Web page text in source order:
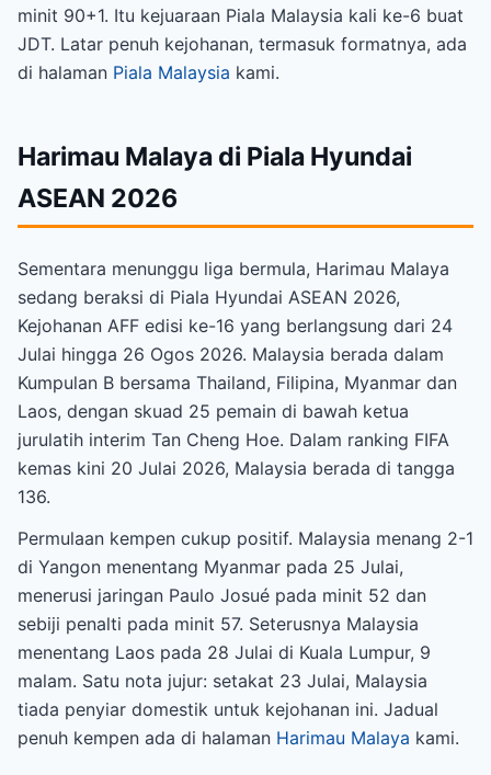
minit 90+1. Itu kejuaraan Piala Malaysia kali ke-6 buat
JDT. Latar penuh kejohanan, termasuk formatnya, ada
di halaman Piala Malaysia kami.
Harimau Malaya di Piala Hyundai
ASEAN 2026
Sementara menunggu liga bermula, Harimau Malaya
sedang beraksi di Piala Hyundai ASEAN 2026,
Kejohanan AFF edisi ke-16 yang berlangsung dari 24
Julai hingga 26 Ogos 2026. Malaysia berada dalam
Kumpulan B bersama Thailand, Filipina, Myanmar dan
Laos, dengan skuad 25 pemain di bawah ketua
jurulatih interim Tan Cheng Hoe. Dalam ranking FIFA
kemas kini 20 Julai 2026, Malaysia berada di tangga
136.
Permulaan kempen cukup positif. Malaysia menang 2-1
di Yangon menentang Myanmar pada 25 Julai,
menerusi jaringan Paulo Josué pada minit 52 dan
sebiji penalti pada minit 57. Seterusnya Malaysia
menentang Laos pada 28 Julai di Kuala Lumpur, 9
malam. Satu nota jujur: setakat 23 Julai, Malaysia
tiada penyiar domestik untuk kejohanan ini. Jadual
penuh kempen ada di halaman Harimau Malaya kami.